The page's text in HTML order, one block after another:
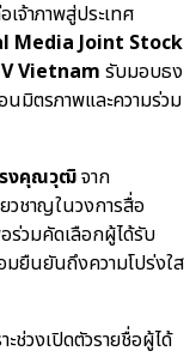
าภาพสู่ประเทศ
Joint Stock
Vietnam รับมอบธง
นมิตรภาพและความร่วม
งคุณวุฒิจาก
วชาญในวงการสื่อ
ร่วมคัดเลือกผู้ได้รับ
มยืนยันถึงความโปร่งใส
ช่วงเปิดตัวรายชื่อผู้ได้